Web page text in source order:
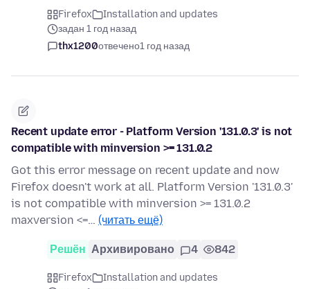
Firefox
Installation and updates
задан 1 год назад
thx1200отвечено1 год назад
Recent update error - Platform Version '131.0.3' is not
compatible with minversion >= 131.0.2
Got this error message on recent update and now
Firefox doesn't work at all. Platform Version '131.0.3'
is not compatible with minversion >= 131.0.2
maxversion <=… (читать ещё)
Решён Архивировано 4 842
Firefox
Installation and updates